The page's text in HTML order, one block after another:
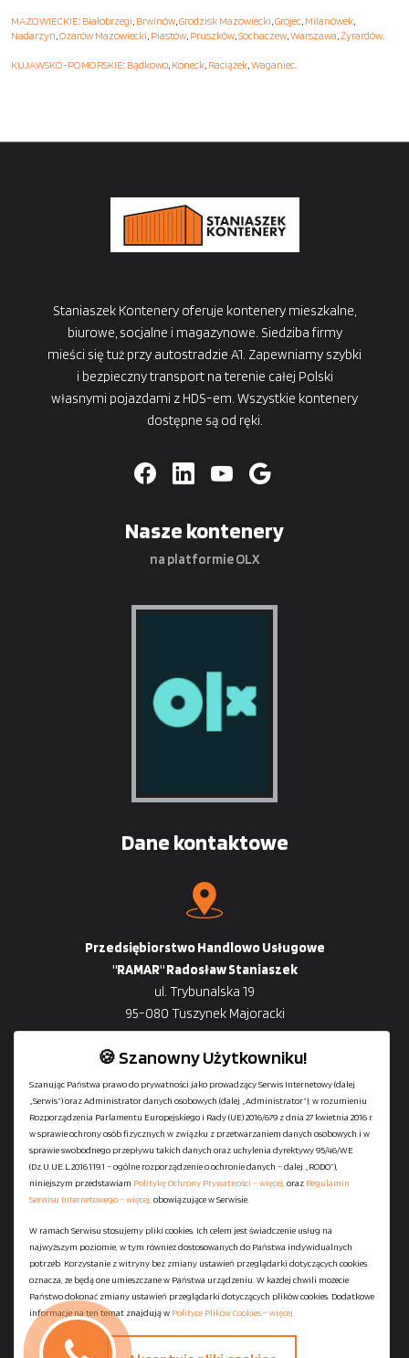
MAZOWIECKIE: Białobrzegi, Brwinów,Grodzisk Mazowiecki,Grójec, Milanówek,
Nadarzyn,Ożarów Mazowiecki, Piastów, Pruszków,Sochaczew,Warszawa,Żyrardów.
KUJAWSKO-POMORSKIE: Bądkowo, Koneck, Raciążek,Waganiec.
Staniaszek Kontenery oferuje kontenery mieszkalne,
biurowe, socjalne i magazynowe. Siedziba firmy
mieści się tuż przy autostradzie A1. Zapewniamy szybki
i bezpieczny transport na terenie całej Polski
własnymi pojazdami z HDS-em. Wszystkie kontenery
dostępne są od ręki.
Nasze kontenery
na platformie OLX
Dane kontaktowe
Przedsiębiorstwo Handlowo Usługowe
"RAMAR" Radosław Staniaszek
ul. Trybunalska 19
95-080 Tuszynek Majoracki
+48729-133-333
biuro@601144444.pl
Kontakt
Regulamin serwisu
Polityka Ochrony Prywatności
Polityka Plików Cookies
🍪 Szanowny Użytkowniku!
Szanując Państwa prawo do prywatności jako prowadzący Serwis Internetowy (dalej
„Serwis”) oraz Administrator danych osobowych (dalej „Administrator”), w rozumieniu
Rozporządzenia Parlamentu Europejskiego i Rady (UE) 2016/679 z dnia 27 kwietnia 2016 r.
w sprawie ochrony osób fizycznych w związku z przetwarzaniem danych osobowych i w
sprawie swobodnego przepływu takich danych oraz uchylenia dyrektywy 95/46/WE
(Dz.U.UE.L.2016.119.1 – ogólne rozporządzenie o ochronie danych – dalej „RODO”),
niniejszym przedstawiam Politykę Ochrony Prywatności – więcej, oraz Regulamin
Serwisu Internetowego – więcej, obowiązujące w Serwisie.
W ramach Serwisu stosujemy pliki cookies. Ich celem jest świadczenie usług na
najwyższym poziomie, w tym również dostosowanych do Państwa indywidualnych
potrzeb. Korzystanie z witryny bez zmiany ustawień przeglądarki dotyczących cookies
oznacza, że będą one umieszczane w Państwa urządzeniu. W każdej chwili możecie
Państwo dokonać zmiany ustawień przeglądarki dotyczących plików cookies. Dodatkowe
informacje na ten temat znajdują w Polityce Plików Cookies – więcej.